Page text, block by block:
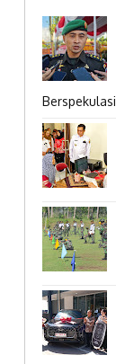
Berspekulasi